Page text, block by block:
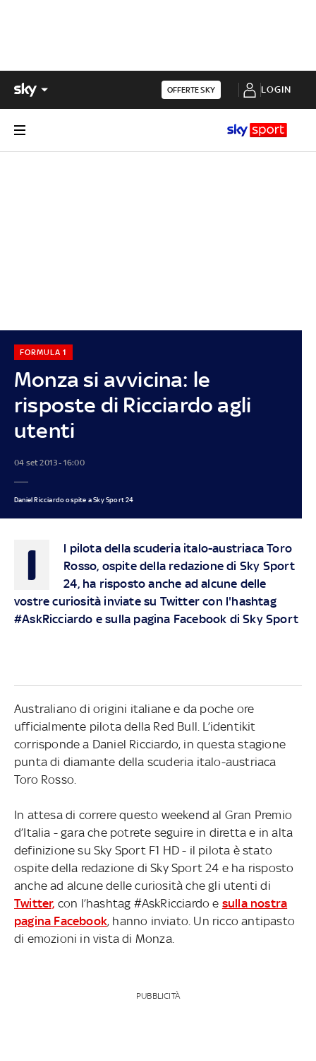
OFFERTE SKY LOGIN
Monza si avvicina: le
risposte di Ricciardo agli
utenti
FORMULA 1
04 set 2013 - 16:00
Daniel Ricciardo ospite a Sky Sport 24
I
l pilota della scuderia italo-austriaca Toro
Rosso, ospite della redazione di Sky Sport
24, ha risposto anche ad alcune delle
vostre curiosità inviate su Twitter con l'hashtag
#AskRicciardo e sulla pagina Facebook di Sky Sport
Australiano di origini italiane e da poche ore
ufficialmente pilota della Red Bull. L’identikit
corrisponde a Daniel Ricciardo, in questa stagione
punta di diamante della scuderia italo-austriaca
Toro Rosso.
In attesa di correre questo weekend al Gran Premio
d’Italia - gara che potrete seguire in diretta e in alta
definizione su Sky Sport F1 HD - il pilota è stato
ospite della redazione di Sky Sport 24 e ha risposto
anche ad alcune delle curiosità che gli utenti di
Twitter, con l’hashtag #AskRicciardo e sulla nostra
pagina Facebook, hanno inviato. Un ricco antipasto
di emozioni in vista di Monza.
PUBBLICITÀ